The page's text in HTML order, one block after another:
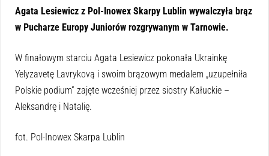
Agata Lesiewicz z Pol-Inowex Skarpy Lublin wywalczyła brąz
w Pucharze Europy Juniorów rozgrywanym w Tarnowie.
W finałowym starciu Agata Lesiewicz pokonała Ukrainkę
Yelyzavetę Lavrykovą i swoim brązowym medalem „uzupełniła
Polskie podium” zajęte wcześniej przez siostry Kałuckie –
Aleksandrę i Natalię.
fot. Pol-Inowex Skarpa Lublin